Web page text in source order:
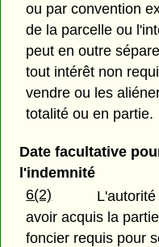
ou par convention
de la parcelle ou
peut en outre
tout intérêt non
vendre ou les
totalité ou en partie.
Date facultative
l'indemnité
6(2)
avoir acquis la
foncier requis pour